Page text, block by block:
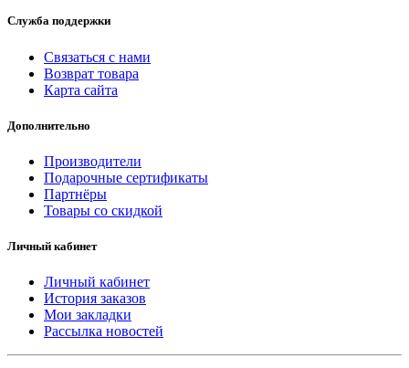
Служба поддержки
Связаться с нами
Возврат товара
Карта сайта
Дополнительно
Производители
Подарочные сертификаты
Партнёры
Товары со скидкой
Личный кабинет
Личный кабинет
История заказов
Мои закладки
Рассылка новостей